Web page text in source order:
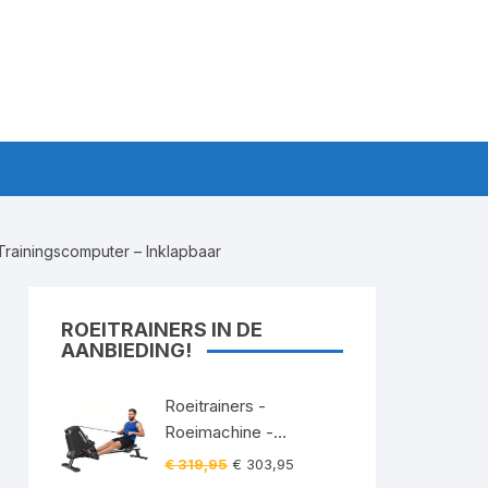
– Inklapbaar
ROEITRAINERS IN DE
AANBIEDING!
Roeitrainers -
Roeimachine -
Roeiapparaat -
€319,95 Oorspronkelijke
€ 303,95